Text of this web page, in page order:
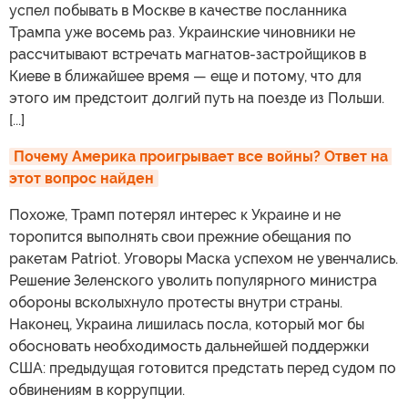
успел побывать в Москве в качестве посланника
Трампа уже восемь раз. Украинские чиновники не
рассчитывают встречать магнатов-застройщиков в
Киеве в ближайшее время — еще и потому, что для
этого им предстоит долгий путь на поезде из Польши.
[...]
Почему Америка проигрывает все войны? Ответ на
этот вопрос найден
Похоже, Трамп потерял интерес к Украине и не
торопится выполнять свои прежние обещания по
ракетам Patriot. Уговоры Маска успехом не увенчались.
Решение Зеленского уволить популярного министра
обороны всколыхнуло протесты внутри страны.
Наконец, Украина лишилась посла, который мог бы
обосновать необходимость дальнейшей поддержки
США: предыдущая готовится предстать перед судом по
обвинениям в коррупции.